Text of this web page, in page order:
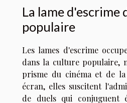
La lame d'escrime
populaire
Les lames d'escrime
dans la culture populaire,
prisme du cinéma et de
écran, elles suscitent
de duels qui conjuguent